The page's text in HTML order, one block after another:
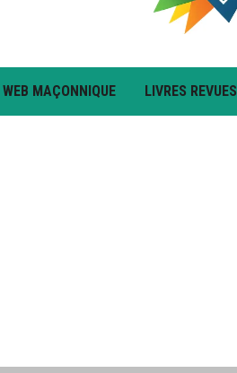
WEB MAÇONNIQUE LIVRES REVUES